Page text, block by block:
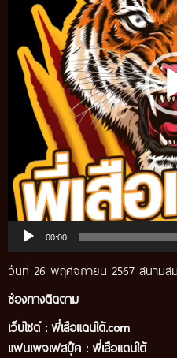
00:00
วันที่ 26 พฤศจิกายน 2567 สนามสม
ช่องทางติดตาม
เว็บไซต์ : พี่เสือแดนใต้.com
แฟนเพจเฟสบุ๊ค : พี่เสือแดนใต้